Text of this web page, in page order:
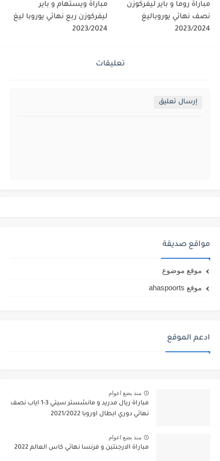
مباراة روما و باير ليفركوزن
نصف نهائي يوروباليغ
2023/2024
مباراة ويستهام و باير
ليفركوزن ربع نهائي يوروبا ليغ
2023/2024
تعليقات
إرسال تعليق
مواقع صديقة
موقع موضوع
موقع ahaspoorts
ادعم الموقع
منذ بضع اعوام
مباراة ريال مدريد و مانشستر سيتي 3-1 اياب نصف
نهائي دوري ابطال اوروبا 2021/2022
منذ بضع اعوام
مباراة الارجنتين و فرنسا نهائي كاس العالم 2022